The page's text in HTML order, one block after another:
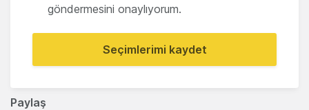
Paylaş
göndermesini onaylıyorum.
Seçimlerimi kaydet